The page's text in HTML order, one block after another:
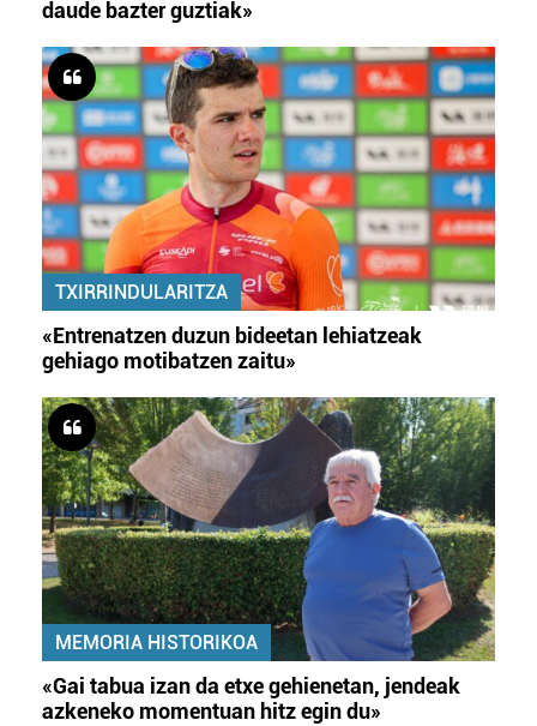
daude bazter guztiak»
TXIRRINDULARITZA
«Entrenatzen duzun bideetan lehiatzeak
gehiago motibatzen zaitu»
MEMORIA HISTORIKOA
«Gai tabua izan da etxe gehienetan, jendeak
azkeneko momentuan hitz egin du»